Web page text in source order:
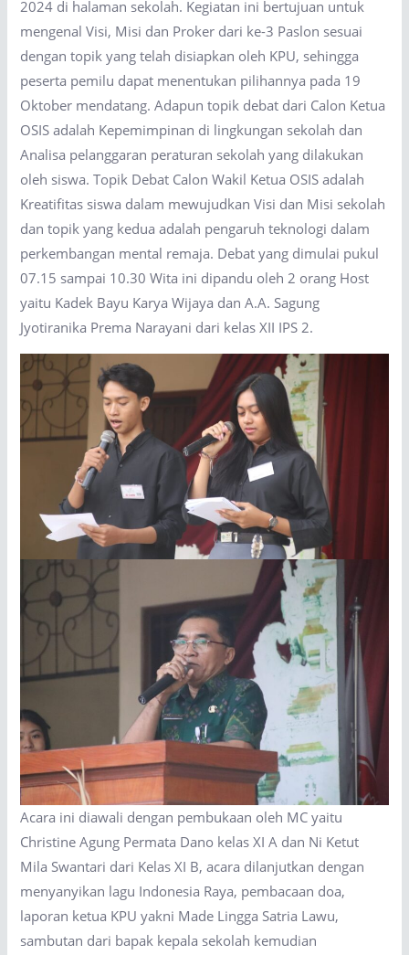
2024 di halaman sekolah. Kegiatan ini bertujuan untuk
mengenal Visi, Misi dan Proker dari ke-3 Paslon sesuai
dengan topik yang telah disiapkan oleh KPU, sehingga
peserta pemilu dapat menentukan pilihannya pada 19
Oktober mendatang. Adapun topik debat dari Calon Ketua
OSIS adalah Kepemimpinan di lingkungan sekolah dan
Analisa pelanggaran peraturan sekolah yang dilakukan
oleh siswa. Topik Debat Calon Wakil Ketua OSIS adalah
Kreatifitas siswa dalam mewujudkan Visi dan Misi sekolah
dan topik yang kedua adalah pengaruh teknologi dalam
perkembangan mental remaja. Debat yang dimulai pukul
07.15 sampai 10.30 Wita ini dipandu oleh 2 orang Host
yaitu Kadek Bayu Karya Wijaya dan A.A. Sagung
Jyotiranika Prema Narayani dari kelas XII IPS 2.
Acara ini diawali dengan pembukaan oleh MC yaitu
Christine Agung Permata Dano kelas XI A dan Ni Ketut
Mila Swantari dari Kelas XI B, acara dilanjutkan dengan
menyanyikan lagu Indonesia Raya, pembacaan doa,
laporan ketua KPU yakni Made Lingga Satria Lawu,
sambutan dari bapak kepala sekolah kemudian